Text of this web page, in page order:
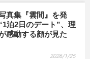
真集『雲間』を発
泊2日のデート”、理
感動する顔が見た
2026/1/25